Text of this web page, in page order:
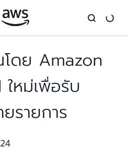
ดย Amazon
หม่เพื่อรับ
รายการ